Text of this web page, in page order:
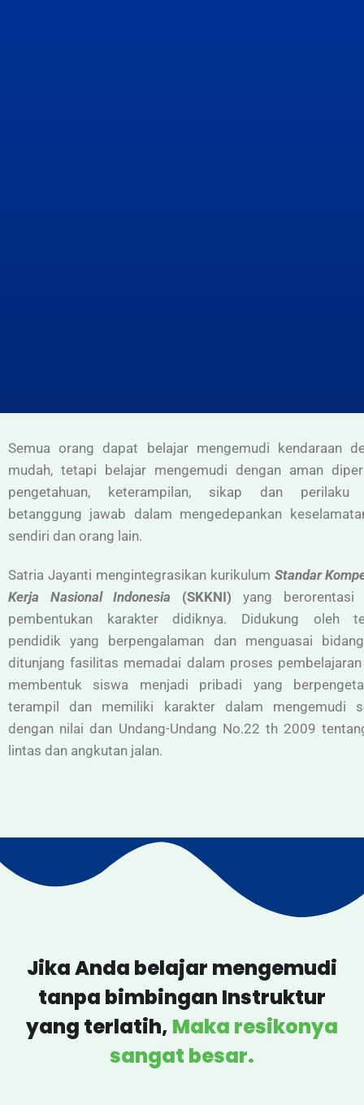
Semua orang dapat belajar mengemudi kendaraan
mudah, tetapi belajar mengemudi dengan aman
pengetahuan, keterampilan, sikap dan perilaku
betanggung jawab dalam mengedepankan
sendiri dan orang lain.
Satria Jayanti mengintegrasikan kurikulum Standar
Kerja Nasional Indonesia
(SKKNI) yang berorentasi
pembentukan karakter didiknya. Didukung oleh
pendidik yang berpengalaman dan menguasai
ditunjang fasilitas memadai dalam proses
membentuk siswa menjadi pribadi yang
terampil dan memiliki karakter dalam mengemudi
dengan nilai dan Undang-Undang No.22 th 2009
lintas dan angkutan jalan.
Jika Anda belajar mengemudi
tanpa bimbingan Instruktur
yang terlatih, Maka resikonya
sangat besar.